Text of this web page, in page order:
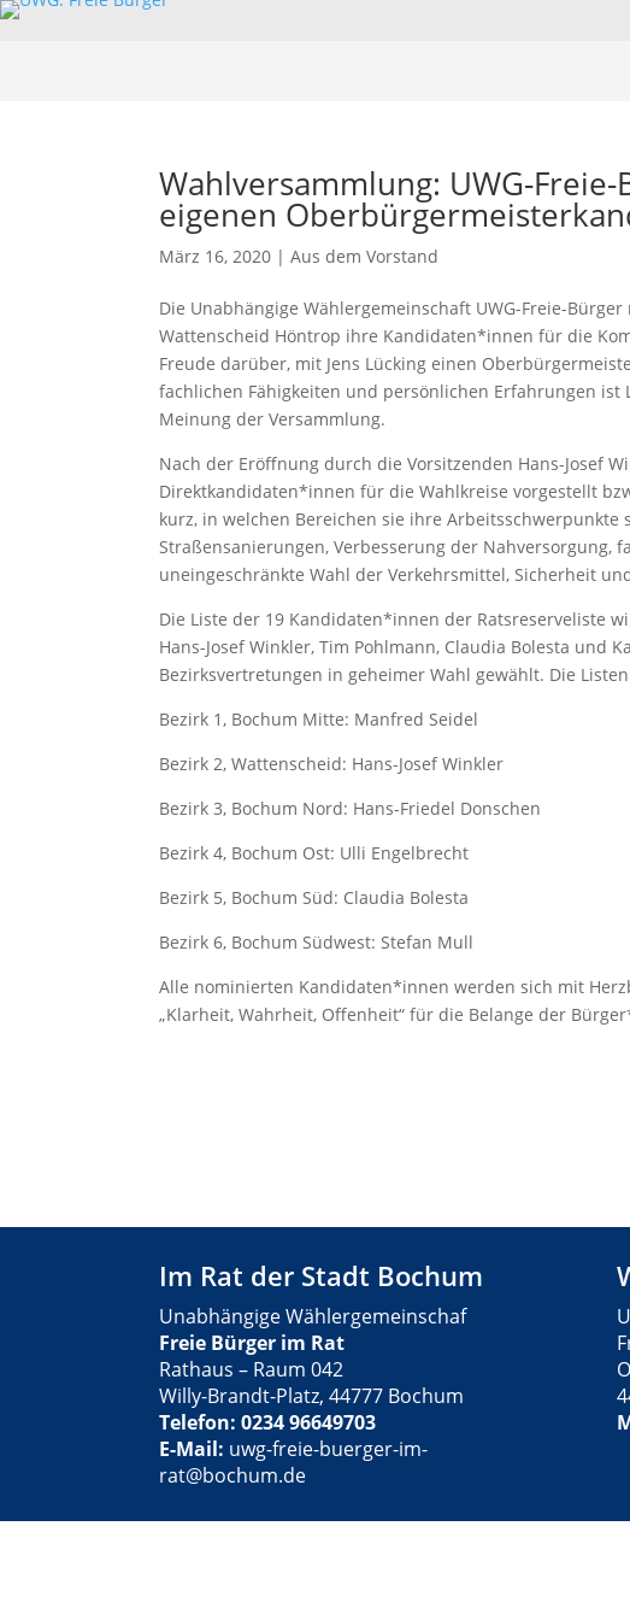
Wahlversammlung: UWG-
eigenen
März 16, 2020 | Aus dem Vorstand
Die Unabhängige Wählergemeinschaft UWG-Freie-
Wattenscheid Höntrop ihre Kandidaten*innen für die
Freude darüber, mit Jens Lücking einen
fachlichen Fähigkeiten und persönlichen Erfahrungen
Meinung der Versammlung.
Nach der Eröffnung durch die Vorsitzenden Hans-Josef
Direktkandidaten*innen für die Wahlkreise vorgestellt
kurz, in welchen Bereichen sie ihre
Straßensanierungen, Verbesserung der Nahversorgung,
uneingeschränkte Wahl der Verkehrsmittel, Sicherheit
Die Liste der 19 Kandidaten*innen der Ratsreserveliste
Hans-Josef Winkler, Tim Pohlmann, Claudia Bolesta und
Bezirksvertretungen in geheimer Wahl gewählt. Die
Bezirk 1, Bochum Mitte: Manfred Seidel
Bezirk 2, Wattenscheid: Hans-Josef Winkler
Bezirk 3, Bochum Nord: Hans-Friedel Donschen
Bezirk 4, Bochum Ost: Ulli Engelbrecht
Bezirk 5, Bochum Süd: Claudia Bolesta
Bezirk 6, Bochum Südwest: Stefan Mull
Alle nominierten Kandidaten*innen werden sich mit
„Klarheit, Wahrheit, Offenheit“ für die Belange der
Im Rat der Stadt Bochum
Unabhängige Wählergemeinschaf
Freie Bürger im Rat
Rathaus – Raum 042
Willy-Brandt-Platz, 44777 Bochum
Telefon: 0234 96649703
E-Mail: uwg-freie-buerger-im-
rat@bochum.de